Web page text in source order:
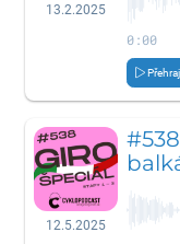
13.2.2025
0:00
Přehraj
12.5.2025